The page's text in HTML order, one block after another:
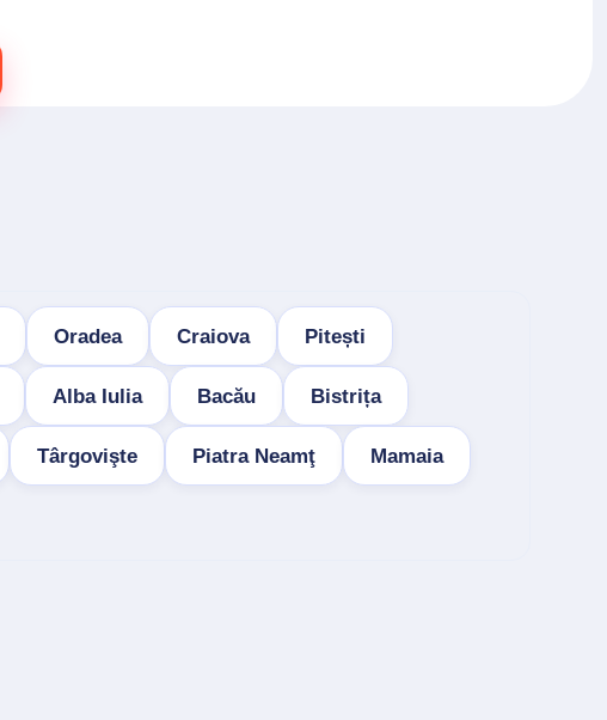
Oradea Craiova Pitești
Alba Iulia Bacău Bistrița
Târgovişte Piatra Neamţ Mamaia